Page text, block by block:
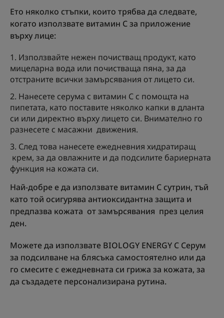
Ето няколко стъпки, които трябва да следвате,
когато използвате витамин С за приложение
върху лице:
Използвайте нежен почистващ продукт, като
мицеларна вода или почистваща пяна, за да
отстраните всички замърсявания от лицето си.
Нанесете серума с витамин С с помощта на
пипетата, като поставите няколко капки в дланта
си или директно върху лицето си. Внимателно го
разнесете с масажни движения.
След това нанесете ежедневния хидратиращ
крем, за да овлажните и да подсилите бариерната
функция на кожата си.
Най-добре е да използвате витамин С сутрин, тъй
като той осигурява антиоксидантна защита и
предпазва кожата от замърсявания през целия
ден.
Можете да използвате BIOLOGY ENERGY C Серум
за подсилване на блясъка самостоятелно или да
го смесите с ежедневната си грижа за кожата, за
да създадете персонализирана рутина.